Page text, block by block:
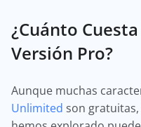
¿Cuánto
Versión Pro?
Aunque muchas
Unlimited son